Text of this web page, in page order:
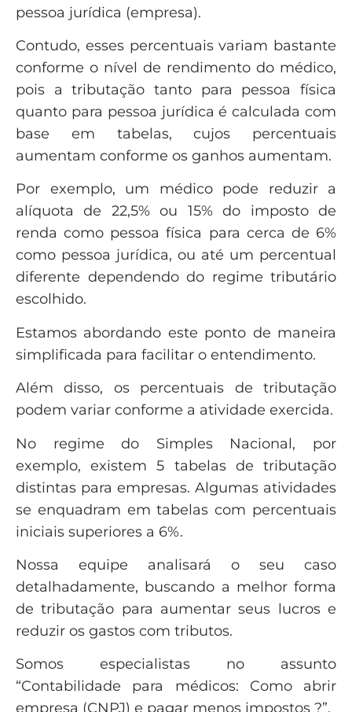
pessoa jurídica (empresa).
Contudo, esses percentuais variam bastante
conforme o nível de rendimento do médico,
pois a tributação tanto para pessoa física
quanto para pessoa jurídica é calculada com
base em tabelas, cujos percentuais
aumentam conforme os ganhos aumentam.
Por exemplo, um médico pode reduzir a
alíquota de 22,5% ou 15% do imposto de
renda como pessoa física para cerca de 6%
como pessoa jurídica, ou até um percentual
diferente dependendo do regime tributário
escolhido.
Estamos abordando este ponto de maneira
simplificada para facilitar o entendimento.
Além disso, os percentuais de tributação
podem variar conforme a atividade exercida.
No regime do Simples Nacional, por
exemplo, existem 5 tabelas de tributação
distintas para empresas. Algumas atividades
se enquadram em tabelas com percentuais
iniciais superiores a 6%.
Nossa equipe analisará o seu caso
detalhadamente, buscando a melhor forma
de tributação para aumentar seus lucros e
reduzir os gastos com tributos.
Somos especialistas no assunto
“Contabilidade para médicos: Como abrir
empresa (CNPJ) e pagar menos impostos ?”.